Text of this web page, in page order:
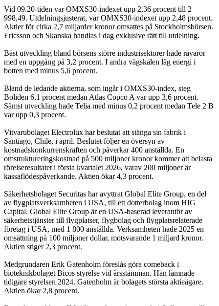
Vid 09.20-tiden var OMXS30-indexet upp 2,36 procent till 2
998,49. Utdelningsjusterat, var OMXS30-indexet upp 2,48 procent.
Aktier för cirka 2,7 miljarder kronor omsattes på Stockholmsbörsen.
Ericsson och Skanska handlas i dag exklusive rätt till utdelning.
Bäst utveckling bland börsens större industrisektorer hade råvaror
med en uppgång på 3,2 procent. I andra vågskålen låg energi i
botten med minus 5,6 procent.
Bland de ledande aktierna, som ingår i OMXS30-index, steg
Boliden 6,1 procent medan Atlas Copco A var upp 3,6 procent.
Sämst utveckling hade Telia med minus 0,2 procent medan Tele 2 B
var upp 0,3 procent.
Vitvarubolaget Electrolux har beslutat att stänga sin fabrik i
Santiago, Chile, i april. Beslutet följer en översyn av
kostnadskonkurrenskraften och påverkar 400 anställda. En
omstruktureringskostnad på 500 miljoner kronor kommer att belasta
rörelseresultatet i första kvartalet 2026, varav 200 miljoner är
kassaflödespåverkande. Aktien ökar 4,3 procent.
Säkerhetsbolaget Securitas har avyttrat Global Elite Group, en del
av flygplatsverksamheten i USA, till ett dotterbolag inom HIG
Capital. Global Elite Group är en USA-baserad leverantör av
säkerhetstjänster till flygplatser, flygbolag och flygplatsrelaterade
företag i USA, med 1 800 anställda. Verksamheten hade 2025 en
omsättning på 100 miljoner dollar, motsvarande 1 miljard kronor.
Aktien stiger 2,3 procent.
Medgrundaren Erik Gatenholm föreslås göra comeback i
bioteknikbolaget Bicos styrelse vid årsstämman. Han lämnade
tidigare styrelsen 2024. Gatenholm är bolagets största aktieägare.
Aktien ökar 2,8 procent.